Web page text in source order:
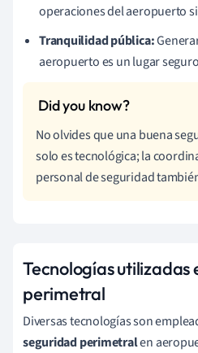
operaciones del aeropuerto
Tranquilidad pública:
aeropuerto es un lugar
No olvides que una buena
solo es tecnológica; la
personal de seguridad
Tecnologías utilizadas
perimetral
Diversas tecnologías son
seguridad perimetralen